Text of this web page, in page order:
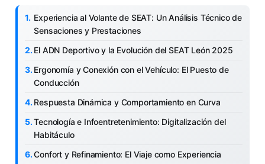
Experiencia al Volante de SEAT: Un Análisis Técnico de
Sensaciones y Prestaciones
El ADN Deportivo y la Evolución del SEAT León 2025
Ergonomía y Conexión con el Vehículo: El Puesto de
Conducción
Respuesta Dinámica y Comportamiento en Curva
Tecnología e Infoentretenimiento: Digitalización del
Habitáculo
Confort y Refinamiento: El Viaje como Experiencia